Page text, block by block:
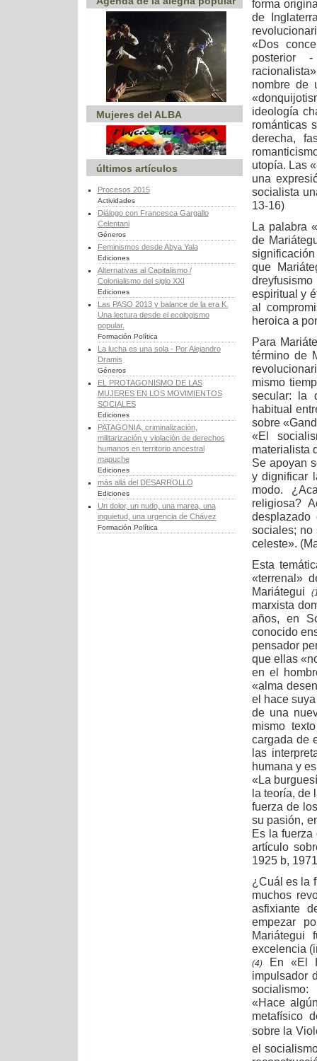
Mujeres del ALBA
últimos artículos
Procesos 2015
Actividades
Diálogo con Francesca Gargallo
Celentani
Géneros
Feminismos desde Abya Yala
Ediciones
Alternativas al Capitalismo /
Colonialismo del siglo XXI
Ediciones
Las PASO 2013 y balance de la era K.
Una lectura desde el ecologismo
popular.
Formación Política
La lucha es una sola - Por Alejandro
Dramis
Géneros
EL PROTAGONISMO DE LAS
MUJERES EN LOS MOVIMIENTOS
SOCIALES
Ediciones
PATAGONIA, criminalización,
militarización y violación de derechos
humanos en territorio ancestral
mapuche
Ediciones
más allá del DESARROLLO
Ediciones
Un dolor, un nudo, una marea, una
inquietud, una urgencia de Chávez
Formación Política
forma
de
«Dos
posterior
nombre de
ideología
románticas
derecha,
utopía. Las
una
socialista
13-16)
La palabra
de
que
espiritual y
al
heroica a
Para
término de
mismo
secular: la
habitual
sobre
«El
materialista
Se apoyan
y dignificar
modo.
religiosa?
sociales;
celeste».
Esta
«terrenal»
Mariátegui
marxista
años, en
conocido
pensador
que ellas
en el
«alma
el hace
de una
mismo
cargada de
las
humana y
«La
la teoría, de
fuerza de
su pasión,
Es la fuerza
artículo
1925 b,
¿Cuál es la
muchos
asfixiante
empezar
Mariátegui
excelencia
(4)En «El
impulsador
socialismo:
«Hace
metafísico
sobre la
el